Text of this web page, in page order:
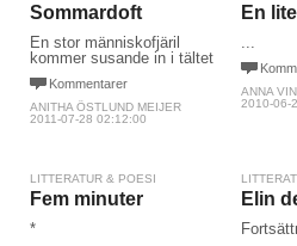
Sommardoft
En stor människofjäril
kommer susande in i tältet
Kommentarer
ANITHA ÖSTLUND MEIJER
2011-07-28 02:12:00
En
...
ANNA
2010-06-
LITTERATUR & POESI
Fem minuter
*
Elin